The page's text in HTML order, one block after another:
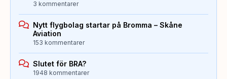
3 kommentarer
Nytt flygbolag startar på Bromma – Skåne
Aviation
153 kommentarer
Slutet för BRA?
1948 kommentarer